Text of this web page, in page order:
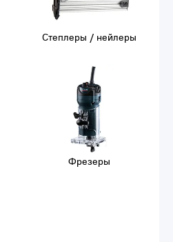
Степлеры / нейлеры
Фрезеры